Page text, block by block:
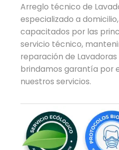
Arreglo técnico de
especializado a
capacitados por las
servicio técnico,
reparación de
brindamos garantía por
nuestros servicios.